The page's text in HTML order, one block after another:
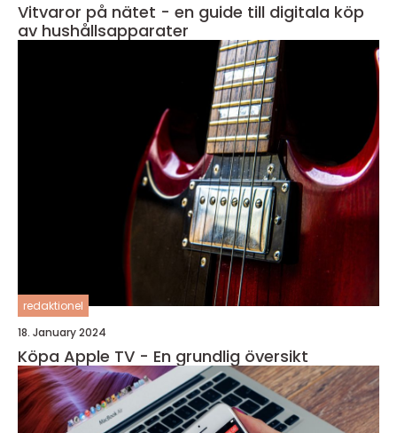
Vitvaror på nätet - en guide till digitala köp
av hushållsapparater
redaktionel
18. January 2024
Köpa Apple TV - En grundlig översikt